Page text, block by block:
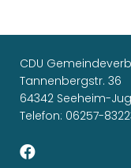
CDU
Tannenbergstr. 36
64342 Seeheim-
Telefon: 06257-